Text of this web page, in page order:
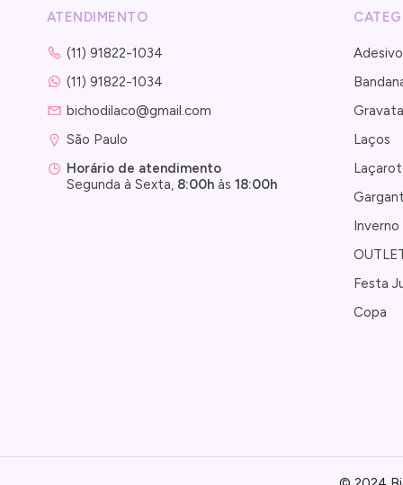
Laços
Inverno
Festa
Copa
ATENDIMENTO
(11) 91822-1034
(11) 91822-1034
bichodilaco@gmail.com
São Paulo
Horário de atendimento
Segunda à Sexta, 8:00h às18:00h